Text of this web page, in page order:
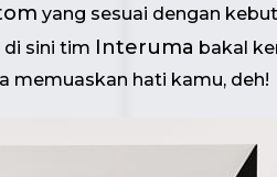
yang sesuai dengan
di sini tim Interuma bakal
memuaskan hati kamu, deh!